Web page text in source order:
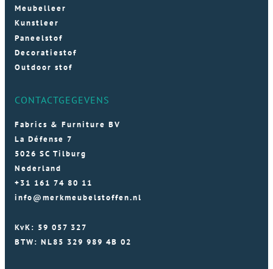
Meubelleer
Kunstleer
Paneelstof
Decoratiestof
Outdoor stof
CONTACTGEGEVENS
Fabrics & Furniture BV
La Défense 7
5026 SC Tilburg
Nederland
+31 161 74 80 11
info@merkmeubelstoffen.nl
KvK: 59 057 327
BTW: NL85 329 989 4B 02